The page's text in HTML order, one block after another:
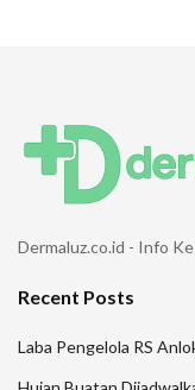
Dermaluz.co.id - Info
Recent Posts
Laba Pengelola RS